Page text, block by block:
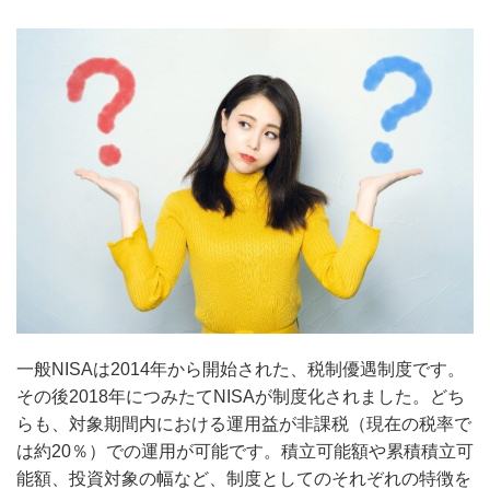
一般NISAは2014年から開始された、税制優遇制度です。
その後2018年につみたてNISAが制度化されました。どち
らも、対象期間内における運用益が非課税（現在の税率で
は約20％）での運用が可能です。積立可能額や累積積立可
能額、投資対象の幅など、制度としてのそれぞれの特徴を